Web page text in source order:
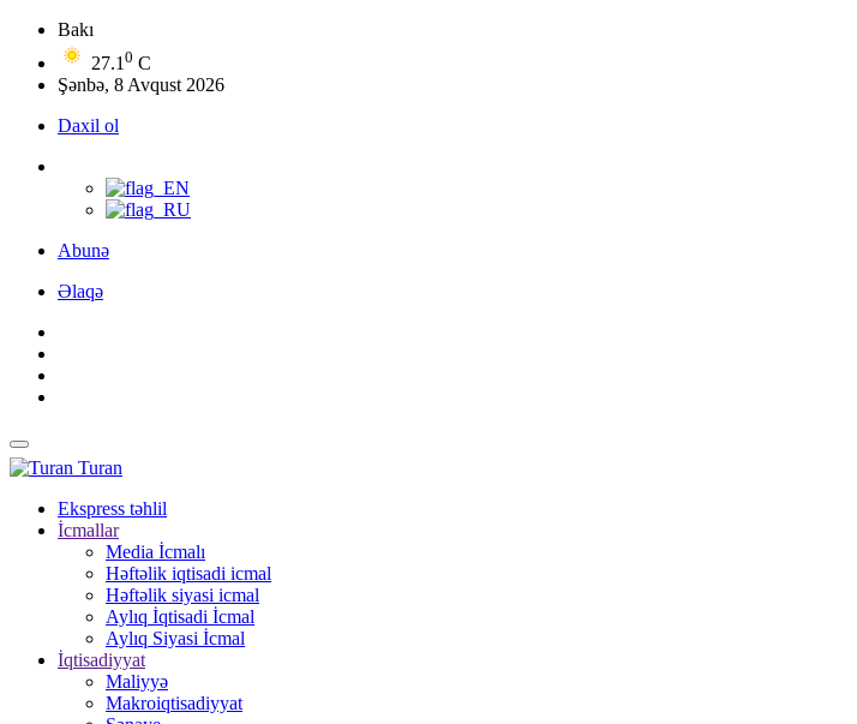
Bakı
27.1 0 C
Şənbə, 8 Avqust 2026
Daxil ol
Abunə
Əlaqə
Turan
Ekspress təhlil
İcmallar
Media İcmalı
Həftəlik iqtisadi icmal
Həftəlik siyasi icmal
Aylıq İqtisadi İcmal
Aylıq Siyasi İcmal
İqtisadiyyat
Maliyyə
Makroiqtisadiyyat